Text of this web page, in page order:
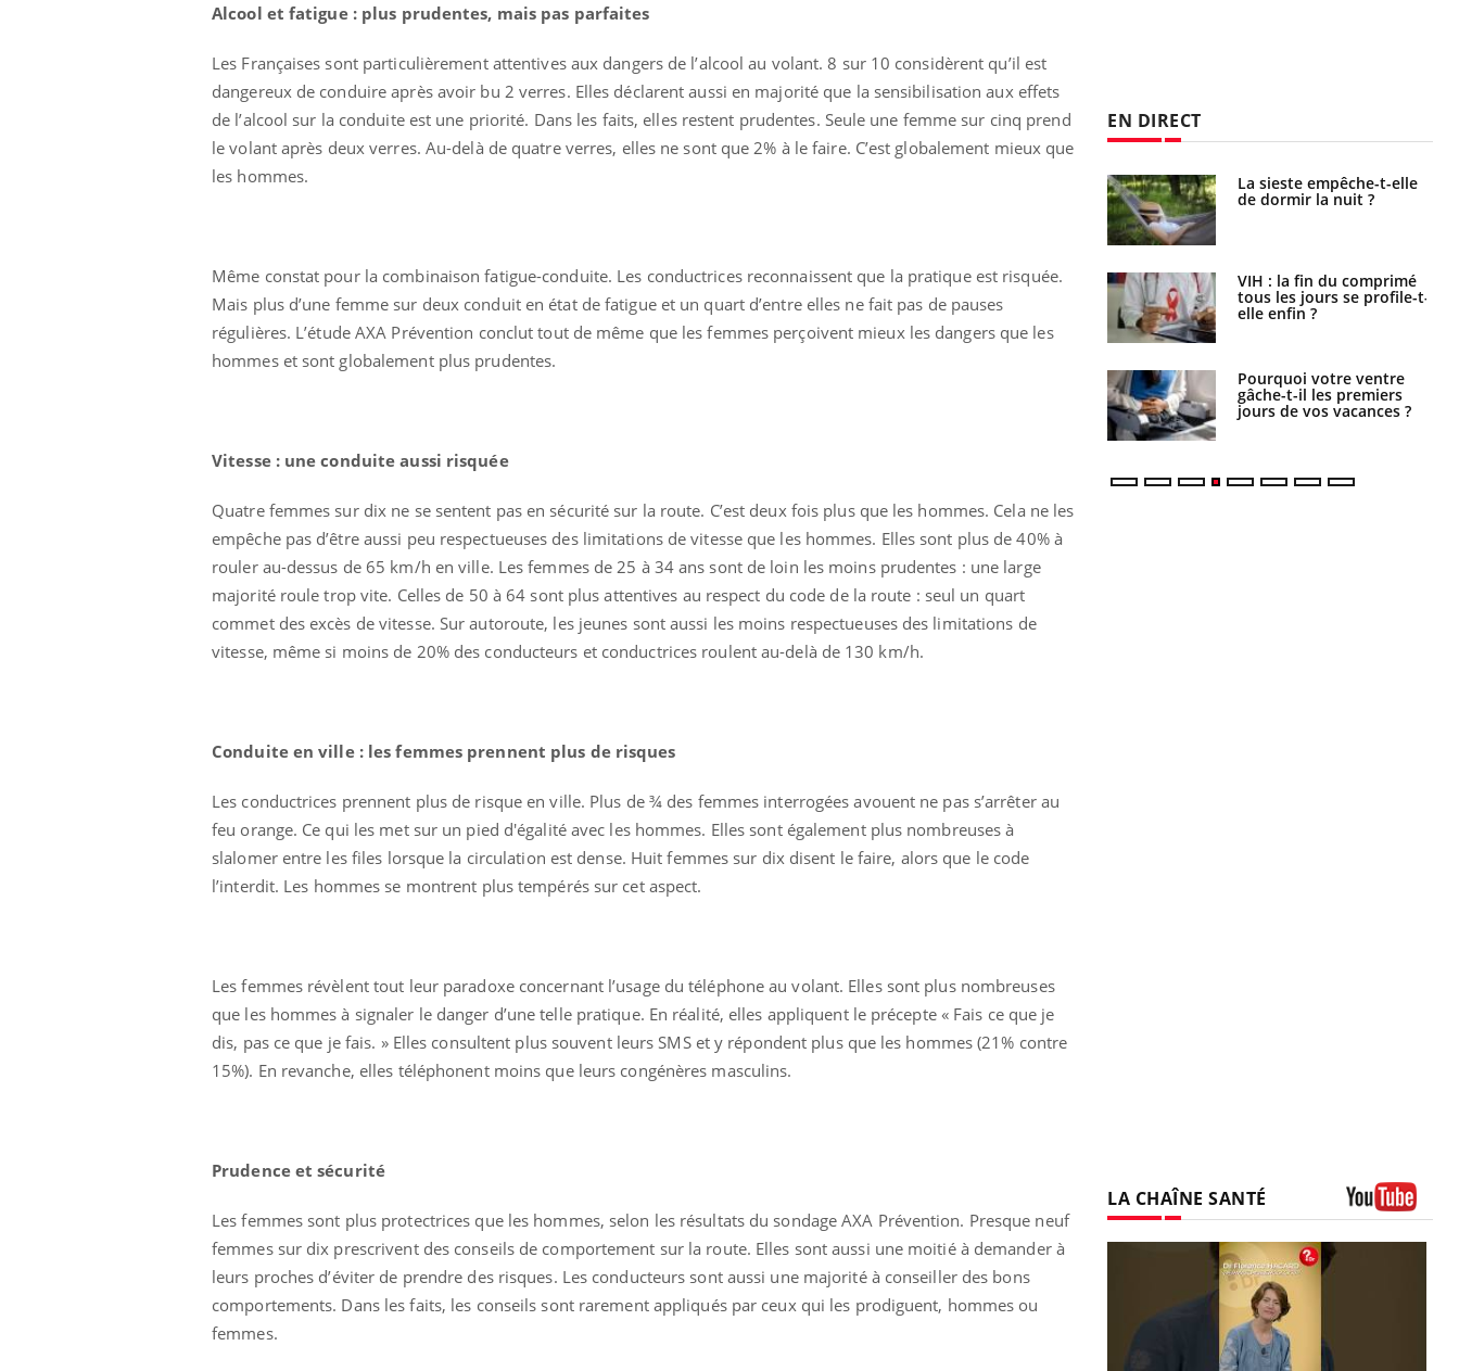
Alcool et fatigue : plus prudentes, mais pas parfaites
Les Françaises sont particulièrement attentives aux dangers de l’alcool au volant. 8 sur 10 considèrent qu’il est
dangereux de conduire après avoir bu 2 verres. Elles déclarent aussi en majorité que la sensibilisation aux effets
de l’alcool sur la conduite est une priorité. Dans les faits, elles restent prudentes. Seule une femme sur cinq prend
le volant après deux verres. Au-delà de quatre verres, elles ne sont que 2% à le faire. C’est globalement mieux que
les hommes.
Même constat pour la combinaison fatigue-conduite. Les conductrices reconnaissent que la pratique est risquée.
Mais plus d’une femme sur deux conduit en état de fatigue et un quart d’entre elles ne fait pas de pauses
régulières. L’étude AXA Prévention conclut tout de même que les femmes perçoivent mieux les dangers que les
hommes et sont globalement plus prudentes.
Vitesse : une conduite aussi risquée
Quatre femmes sur dix ne se sentent pas en sécurité sur la route. C’est deux fois plus que les hommes. Cela ne les
empêche pas d’être aussi peu respectueuses des limitations de vitesse que les hommes. Elles sont plus de 40% à
rouler au-dessus de 65 km/h en ville. Les femmes de 25 à 34 ans sont de loin les moins prudentes : une large
majorité roule trop vite. Celles de 50 à 64 sont plus attentives au respect du code de la route : seul un quart
commet des excès de vitesse. Sur autoroute, les jeunes sont aussi les moins respectueuses des limitations de
vitesse, même si moins de 20% des conducteurs et conductrices roulent au-delà de 130 km/h.
Conduite en ville : les femmes prennent plus de risques
Les conductrices prennent plus de risque en ville. Plus de ¾ des femmes interrogées avouent ne pas s’arrêter au
feu orange. Ce qui les met sur un pied d'égalité avec les hommes. Elles sont également plus nombreuses à
slalomer entre les files lorsque la circulation est dense. Huit femmes sur dix disent le faire, alors que le code
l’interdit. Les hommes se montrent plus tempérés sur cet aspect.
Les femmes révèlent tout leur paradoxe concernant l’usage du téléphone au volant. Elles sont plus nombreuses
que les hommes à signaler le danger d’une telle pratique. En réalité, elles appliquent le précepte « Fais ce que je
dis, pas ce que je fais. » Elles consultent plus souvent leurs SMS et y répondent plus que les hommes (21% contre
15%). En revanche, elles téléphonent moins que leurs congénères masculins.
Prudence et sécurité
Les femmes sont plus protectrices que les hommes, selon les résultats du sondage AXA Prévention. Presque neuf
femmes sur dix prescrivent des conseils de comportement sur la route. Elles sont aussi une moitié à demander à
leurs proches d’éviter de prendre des risques. Les conducteurs sont aussi une majorité à conseiller des bons
comportements. Dans les faits, les conseils sont rarement appliqués par ceux qui les prodiguent, hommes ou
femmes.
EN DIRECT
Hantavirus : un cas
Mortalité infantile : un
rapport s’interroge sur
son taux élevé en France
Grossesse à risque : ce jus
Toujours connectés :
comment le travail
empiète de plus en plus
sur nos soirées
Les médicaments GLP-1
protègent-ils aussi les os
?
La sieste empêche-t-elle
de dormir la nuit ?
VIH : la fin du comprimé
tous les jours se profile-t-
elle enfin ?
Pourquoi votre ventre
gâche-t-il les premiers
jours de vos vacances ?
LA CHAÎNE SANTÉ